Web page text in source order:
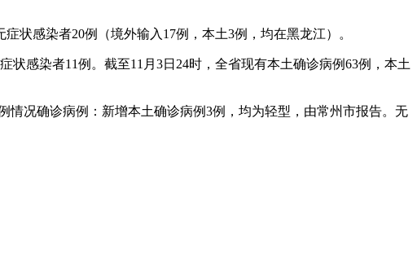
状感染者20例（境外输入17例，本土3例，均在黑龙江）。
感染者11例。截至11月3日24时，全省现有本土确诊病例63例，本土
情况确诊病例：新增本土确诊病例3例，均为轻型，由常州市报告。无